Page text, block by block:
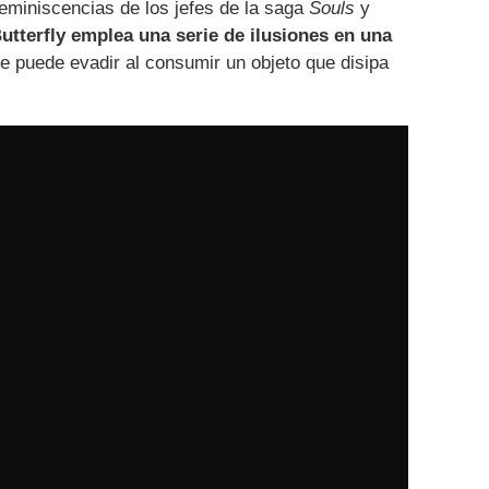
de los jefes de la saga Souls y
emplea una serie de ilusiones en una
puede evadir al consumir un objeto que disipa